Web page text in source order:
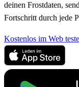
deinen Frostdaten,
Fortschritt durch jede
Kostenlos im Web